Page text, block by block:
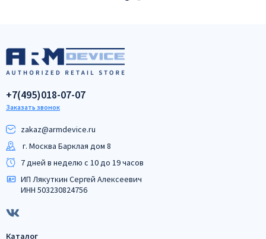
+7(495)018-07-07
Заказать звонок
zakaz@armdeviсe.ru
г. Москва Барклая дом 8
7 дней в неделю с 10 до 19 часов
ИП Лякуткин Сергей Алексеевич
ИНН 503230824756
Каталог